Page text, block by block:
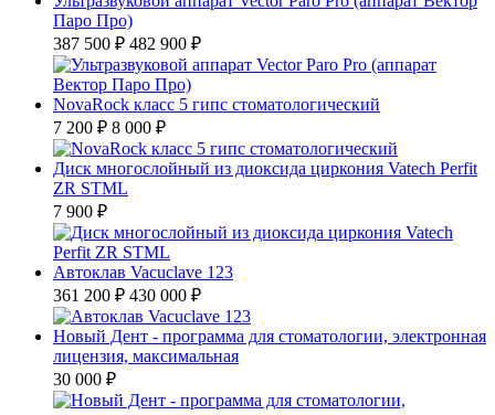
Паро Про)
387 500 ₽ 482 900 ₽
NovaRock класс 5 гипс стоматологический
7 200 ₽ 8 000 ₽
Диск многослойный из диоксида циркония Vatech Perfit
ZR STML
7 900 ₽
Автоклав Vacuclave 123
361 200 ₽ 430 000 ₽
Новый Дент - программа для стоматологии, электронная
лицензия, максимальная
30 000 ₽